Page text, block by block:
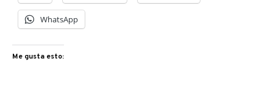
WhatsApp
Me gusta esto: